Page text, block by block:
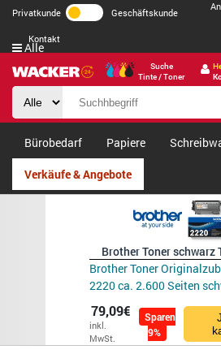
Privatkunde Geschäftskunde
Kontakt
Suche
Tinte / Toner
Alle
Bürobedarf Papiere
Verkäufe & Angebote
Brother Toner schwarz
Brother Toner
2220 ca. 2.600 Seiten
79,09€
inkl.
MwSt.
Sparen
9%